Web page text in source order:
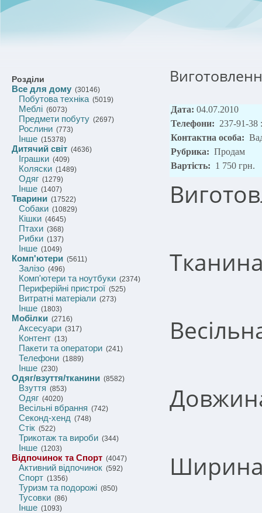
Розділи
Все для дому (30146)
Побутова техніка(5019)
Меблі (6073)
Предмети побуту (2697)
Рослини (773)
Інше (15378)
Дитячий світ (4636)
Іграшки (409)
Коляски (1489)
Одяг (1279)
Інше (1407)
Тварини (17522)
Собаки (10829)
Кішки (4645)
Птахи (368)
Рибки (137)
Інше (1049)
Комп'ютери (5611)
Залізо (496)
Комп'ютери та ноутбуки (2374)
Периферійні пристрої (525)
Витратні матеріали (273)
Інше (1803)
Мобілки (2716)
Аксесуари (317)
Контент (13)
Пакети та оператори (241)
Телефони (1889)
Інше (230)
Одяг/взуття/тканини (8582)
Взуття (853)
Одяг (4020)
Весільні вбрання (742)
Секонд-хенд (748)
Стік (522)
Трикотаж та вироби (344)
Інше (1203)
Відпочинок та Спорт (4047)
Активний відпочинок (592)
Спорт (1356)
Туризм та подорожі (850)
Тусовки (86)
Інше (1093)
Дата: 04.07.2010
Телефони: 237-91-38
Контактна особа:
Рубрика: Продам
Вартість: 1 750 грн.